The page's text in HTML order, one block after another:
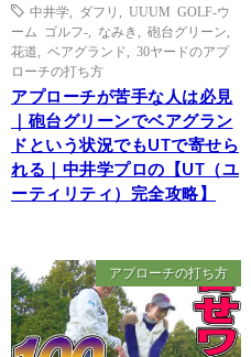
中井学
ダフリ
UUUM GOLF-ウ
ーム ゴルフ-
なみき 砲台グリーン
花道
ベアグランド
30ヤードのアプ
ローチの打ち方
アプローチが苦手な人は必見
｜砲台グリーンでベアグラン
ドという状況でもUTで寄せら
れる｜中井学プロの【UT（ユ
ーティリティ）完全攻略】
アプローチの打ち方